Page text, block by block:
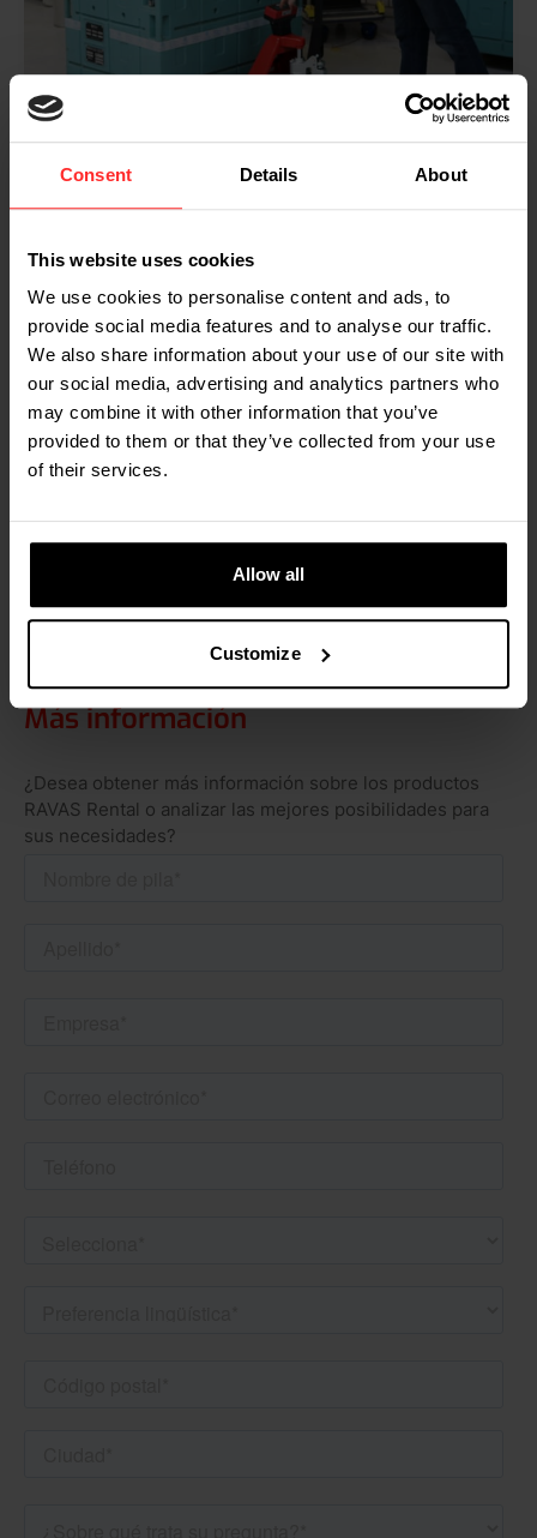
Consent Details About
This website uses cookies
We use cookies to personalise content and ads, to
provide social media features and to analyse our traffic.
We also share information about your use of our site with
our social media, advertising and analytics partners who
may combine it with other information that you’ve
provided to them or that they’ve collected from your use
of their services.
Allow all
Customize
1100 para pesar hielo seco
CryoTechnics Cleaning Solutions utiliza una
RAVAS-1100 para pesar hielo seco, un producto
muy volátil. Desde un gran depósito, el dióxido de
carbono líquido fluye hasta la zona de producción,
donde una máquina lo congela y le da forma de
gránulos. Estos se dosifican inmediatamente en
contenedores especiales, utilizando la báscula para
transpaletas RAVAS-1100 para medir el peso
Más información
¿Desea obtener más información sobre los productos
RAVAS Rental o analizar las mejores posibilidades para
sus necesidades?